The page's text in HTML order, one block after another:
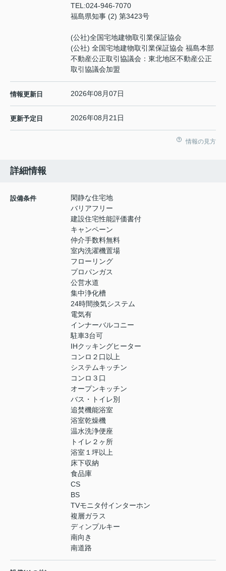
TEL:024-946-7070
福島県知事 (2) 第3423号
(公社)全国宅地建物取引業保証協会
(公社) 全国宅地建物取引業保証協会 福島本部
不動産公正取引協議会：東北地区不動産公正
取引協議会加盟
情報更新日 2026年08月07日
更新予定日 2026年08月21日
情報の見方
詳細情報
設備条件
閑静な住宅地
バリアフリー
建設住宅性能評価書付
キャンペーン
仲介手数料無料
室内洗濯機置場
フローリング
プロパンガス
公営水道
集中浄化槽
24時間換気システム
電気有
インナーバルコニー
駐車3台可
IHクッキングヒーター
コンロ２口以上
システムキッチン
コンロ３口
オープンキッチン
バス・トイレ別
追焚機能浴室
浴室乾燥機
温水洗浄便座
トイレ２ヶ所
浴室１坪以上
床下収納
食品庫
CS
BS
TVモニタ付インターホン
複層ガラス
ディンプルキー
南向き
南道路